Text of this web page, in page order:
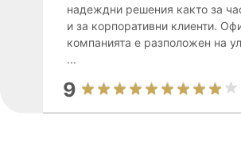
надеждни решения както за
и за корпоративни клиенти.
компанията е разположен на
...
9